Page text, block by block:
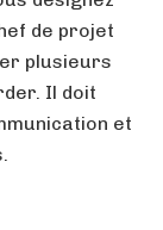
de projet
plusieurs
Il doit
et